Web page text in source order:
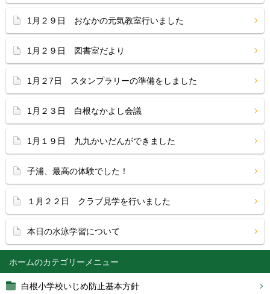
ホーム
白根小学校いじめ防止基本方針
1月２９日 おなかの元気教室行いました
1月２９日 図書室だより
1月２7日 スタンプラリーの準備をしました
1月２３日 白根なかよし会議
1月１９日 九九かいだんができました
子浦、最高の体験でした！
１月２２日 クラブ見学を行いました
本日の水泳学習について